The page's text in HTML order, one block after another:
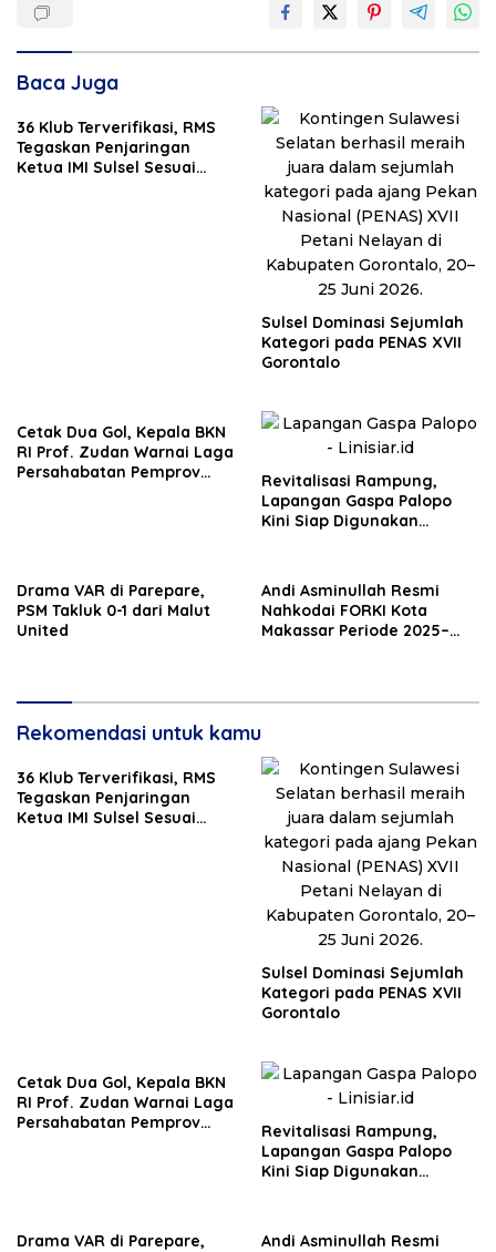
Baca Juga
36 Klub Terverifikasi, RMS
Tegaskan Penjaringan
Ketua IMI Sulsel Sesuai
Sulsel Dominasi Sejumlah
Kategori pada PENAS XVII
Gorontalo
Cetak Dua Gol, Kepala BKN
RI Prof. Zudan Warnai Laga
Persahabatan Pemprov
Revitalisasi Rampung,
Lapangan Gaspa Palopo
Kini Siap Digunakan
Drama VAR di Parepare,
PSM Takluk 0-1 dari Malut
United
Andi Asminullah Resmi
Nahkodai FORKI Kota
Makassar Periode 2025–
Rekomendasi untuk kamu
36 Klub Terverifikasi, RMS
Tegaskan Penjaringan
Ketua IMI Sulsel Sesuai
Sulsel Dominasi Sejumlah
Kategori pada PENAS XVII
Gorontalo
Cetak Dua Gol, Kepala BKN
RI Prof. Zudan Warnai Laga
Persahabatan Pemprov
Revitalisasi Rampung,
Lapangan Gaspa Palopo
Kini Siap Digunakan
Drama VAR di Parepare,
Andi Asminullah Resmi